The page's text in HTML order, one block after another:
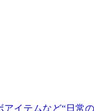
イテムなど“日常